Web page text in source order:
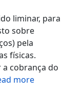
liminar, para
sobre
pela
físicas.
cobrança do
more